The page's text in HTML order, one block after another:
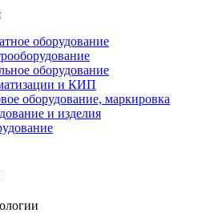
оборудование
оборудование
и КИП
оборудование, маркировка
и изделия